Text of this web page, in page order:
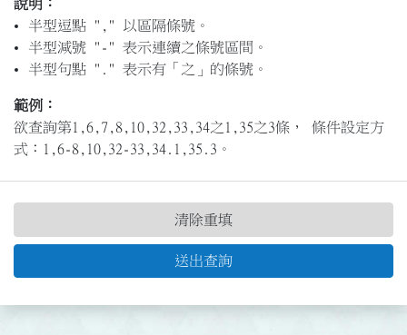
說明：
半型逗點 "," 以區隔條號。
半型減號 "-" 表示連續之條號區間。
半型句點 "." 表示有「之」的條號。
範例：
欲查詢第1,6,7,8,10,32,33,34之1,35之3條， 條件設定方
式：1,6-8,10,32-33,34.1,35.3。
送出查詢
清除重填